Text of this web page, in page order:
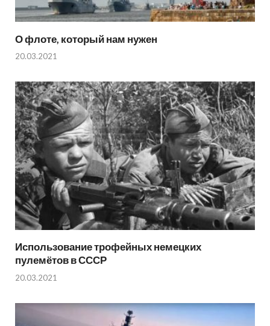
О флоте, который нам нужен
20.03.2021
Использование трофейных немецких
пулемётов в СССР
20.03.2021